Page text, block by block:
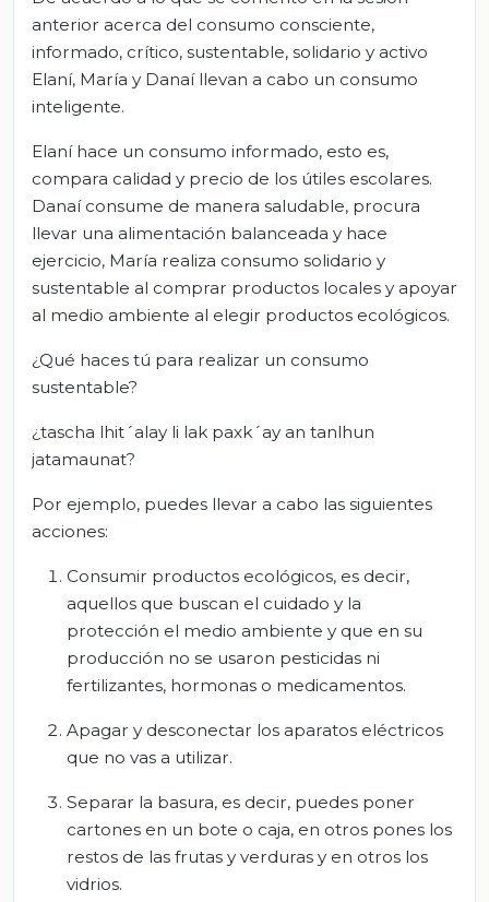
anterior acerca del consumo consciente,
informado, crítico, sustentable, solidario y activo
Elaní, María y Danaí llevan a cabo un consumo
inteligente.
Elaní hace un consumo informado, esto es,
compara calidad y precio de los útiles escolares.
Danaí consume de manera saludable, procura
llevar una alimentación balanceada y hace
ejercicio, María realiza consumo solidario y
sustentable al comprar productos locales y apoyar
al medio ambiente al elegir productos ecológicos.
¿Qué haces tú para realizar un consumo
sustentable?
¿tascha lhit´alay li lak paxk´ay an tanlhun
jatamaunat?
Por ejemplo, puedes llevar a cabo las siguientes
acciones:
Consumir productos ecológicos, es decir,
aquellos que buscan el cuidado y la
protección el medio ambiente y que en su
producción no se usaron pesticidas ni
fertilizantes, hormonas o medicamentos.
Apagar y desconectar los aparatos eléctricos
que no vas a utilizar.
Separar la basura, es decir, puedes poner
cartones en un bote o caja, en otros pones los
restos de las frutas y verduras y en otros los
vidrios.